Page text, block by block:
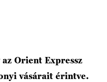
Orient Expressz
vásárait érintve.